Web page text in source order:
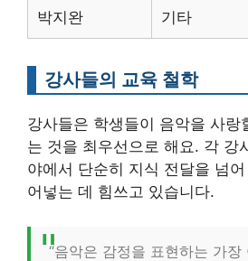
박지완 기타
강사들의 교육 철학
강사들은 학생들이 음악을 사랑
는 것을 최우선으로 해요. 각 강
야에서 단순히 지식 전달을 넘
어넣는 데 힘쓰고 있습니다.
“음악은 감정을 표현하는 가장